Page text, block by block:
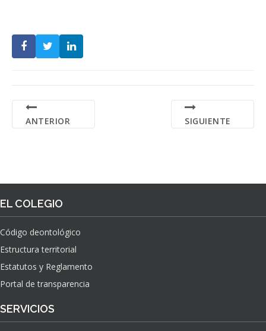
ANTERIOR SIGUIENTE
EL COLEGIO
Código deontológico
Estructura territorial
Estatutos y Reglamento
Portal de transparencia
SERVICIOS